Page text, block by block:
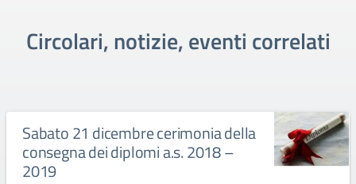
Circolari, notizie, eventi correlati
Sabato 21 dicembre cerimonia della
consegna dei diplomi a.s. 2018 –
2019